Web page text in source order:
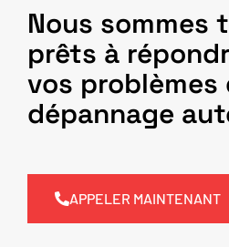
Nous sommes
prêts à
vos problèmes
dépannage
APPELER MAINTENANT